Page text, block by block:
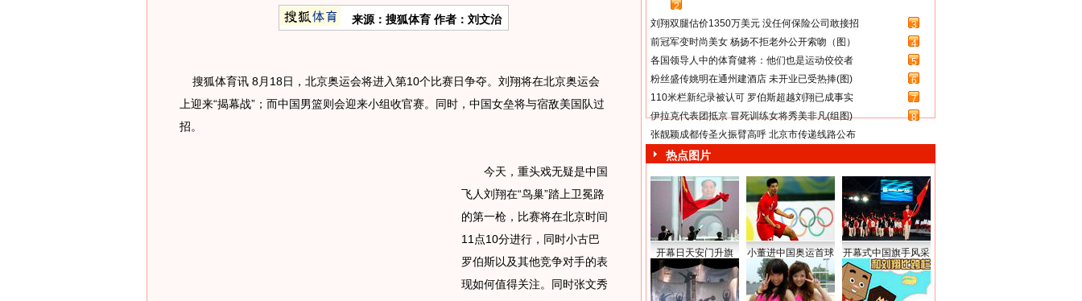
来源：搜狐体育 作者：刘文治
搜狐体育讯 8月18日，北京奥运会将进入第10个比赛日争夺。刘翔将在北京奥运会
上迎来“揭幕战”；而中国男篮则会迎来小组收官赛。同时，中国女垒将与宿敌美国队过
招。
今天，重头戏无疑是中国
飞人刘翔在“鸟巢”踏上卫冕路
的第一枪，比赛将在北京时间
11点10分进行，同时小古巴
罗伯斯以及其他竞争对手的表
现如何值得关注。同时张文秀
2
刘翔双腿估价1350万美元 没任何保险公司敢接招
3
前冠军变时尚美女 杨扬不拒老外公开索吻（图）
4
各国领导人中的体育健将：他们也是运动佼佼者
5
粉丝盛传姚明在通州建酒店 未开业已受热捧(图)
6
110米栏新纪录被认可 罗伯斯超越刘翔已成事实
7
伊拉克代表团抵京 冒死训练女将秀美非凡(组图)
8
张靓颖成都传圣火振臂高呼 北京市传递线路公布
热点图片
开幕日天安门升旗 小董进中国奥运首球 开幕式中国旗手风采